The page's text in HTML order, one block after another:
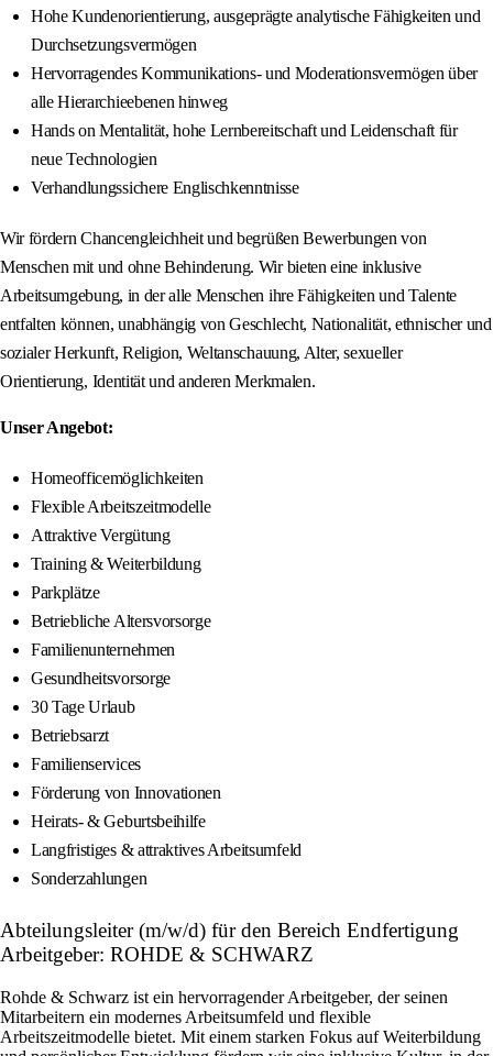
Hohe Kundenorientierung, ausgeprägte analytische Fähigkeiten und
Durchsetzungsvermögen
Hervorragendes Kommunikations- und Moderationsvermögen über
alle Hierarchieebenen hinweg
Hands on Mentalität, hohe Lernbereitschaft und Leidenschaft für
neue Technologien
Verhandlungssichere Englischkenntnisse
Wir fördern Chancengleichheit und begrüßen Bewerbungen von
Menschen mit und ohne Behinderung. Wir bieten eine inklusive
Arbeitsumgebung, in der alle Menschen ihre Fähigkeiten und Talente
entfalten können, unabhängig von Geschlecht, Nationalität, ethnischer und
sozialer Herkunft, Religion, Weltanschauung, Alter, sexueller
Orientierung, Identität und anderen Merkmalen.
Unser Angebot:
Homeofficemöglichkeiten
Flexible Arbeitszeitmodelle
Attraktive Vergütung
Training & Weiterbildung
Parkplätze
Betriebliche Altersvorsorge
Familienunternehmen
Gesundheitsvorsorge
30 Tage Urlaub
Betriebsarzt
Familienservices
Förderung von Innovationen
Heirats- & Geburtsbeihilfe
Langfristiges & attraktives Arbeitsumfeld
Sonderzahlungen
Abteilungsleiter (m/w/d) für den Bereich Endfertigung
Arbeitgeber: ROHDE & SCHWARZ
Rohde & Schwarz ist ein hervorragender Arbeitgeber, der seinen
Mitarbeitern ein modernes Arbeitsumfeld und flexible
Arbeitszeitmodelle bietet. Mit einem starken Fokus auf Weiterbildung